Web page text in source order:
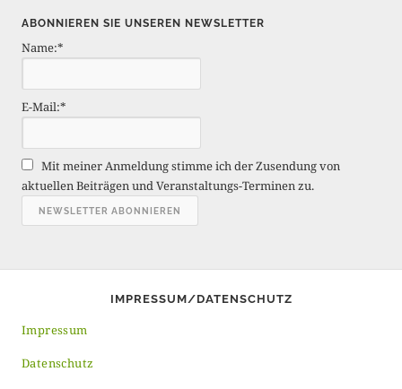
t
r
g
e
r
c
h
v
ABONNIEREN SIE UNSEREN NEWSLETTER
Name:*
E-Mail:*
Mit meiner Anmeldung stimme ich der Zusendung von
aktuellen Beiträgen und Veranstaltungs-Terminen zu.
IMPRESSUM/DATENSCHUTZ
Impressum
Datenschutz